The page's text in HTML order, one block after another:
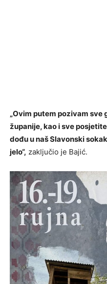
„Ovim putem pozivam sve
županije, kao i sve
dođu u naš Slavonski
jelo“, zaključio je Bajić.